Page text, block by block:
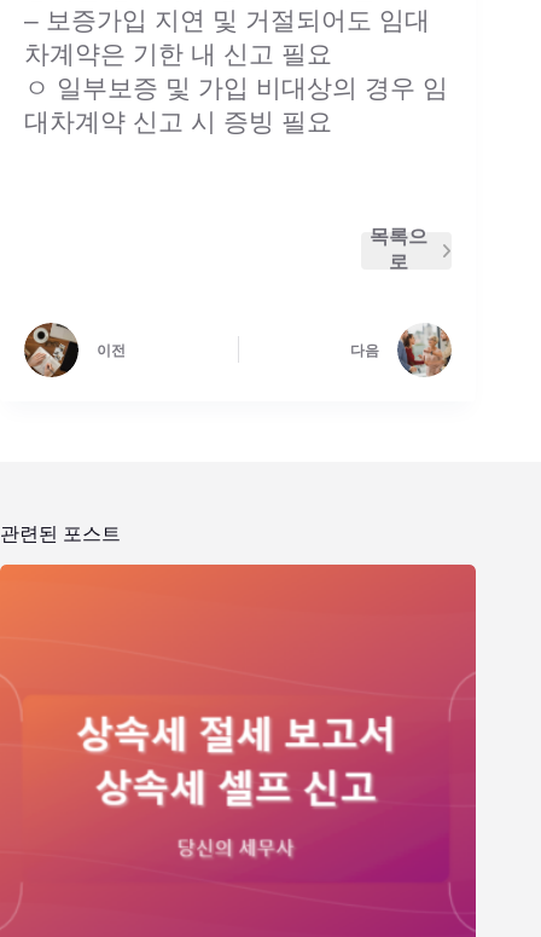
– 보증가입 지연 및 거절되어도 임대
차계약은 기한 내 신고 필요
ㅇ 일부보증 및 가입 비대상의 경우 임
대차계약 신고 시 증빙 필요
목록으
로
이전 다음
관련된 포스트